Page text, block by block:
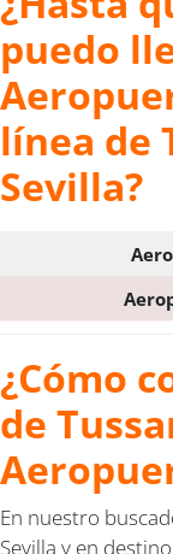
puedo
línea de
Sevilla?
¿Cómo
de
En nuestro
Sevilla y en